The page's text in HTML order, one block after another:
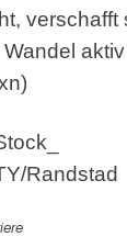
verschafft
aktiv
Randstad